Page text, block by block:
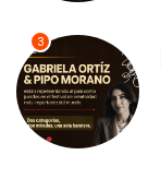
3